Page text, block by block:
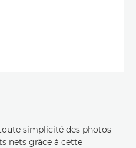
simplicité des photos
nets grâce à cette